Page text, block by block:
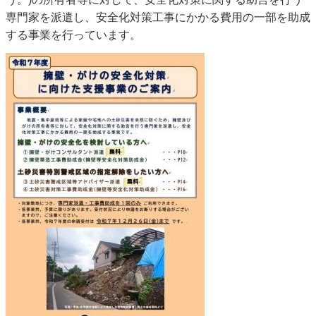
専門家を派遣し、安全化対策工事にかかる費用の一部を助成
する事業を行っています。